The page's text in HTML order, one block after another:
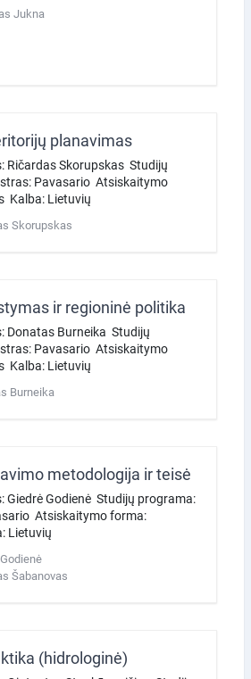
Jukna
planavimas
Ričardas Skorupskas Studijų
Pavasario Atsiskaitymo
Kalba: Lietuvių
Skorupskas
ir regioninė politika
Donatas Burneika Studijų
Pavasario Atsiskaitymo
Kalba: Lietuvių
Burneika
metodologija ir teisė
Giedrė Godienė Studijų programa:
Atsiskaitymo forma:
Lietuvių
Šabanovas
(hidrologinė)